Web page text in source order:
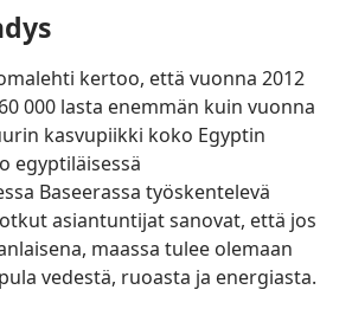
kertoo, että vuonna 2012
000 lasta enemmän kuin vuonna
kasvupiikki koko Egyptin
egyptiläisessä
Baseerassa työskentelevä
asiantuntijat sanovat, että jos
maassa tulee olemaan
vedestä, ruoasta ja energiasta.